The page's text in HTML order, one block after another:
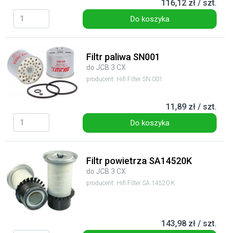
116,12 zł / szt.
Do koszyka
Filtr paliwa SN001
do JCB 3 CX
producent: Hifi Filter SN 001
11,89 zł / szt.
Do koszyka
Filtr powietrza SA14520K
do JCB 3 CX
producent: Hifi Filter SA 14520 K
143,98 zł / szt.